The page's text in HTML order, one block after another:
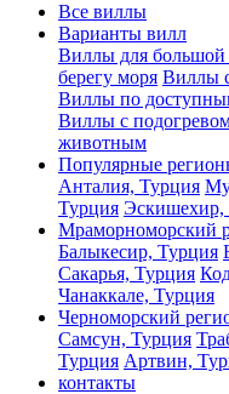
Все виллы
Варианты вилл
Виллы для большой
берегу моря Виллы
Виллы по
Виллы с
животным
Популярные
Анталия, Турция
Турция Эскишехир,
Мраморноморский
Балыкесир, Турция
Сакарья, Турция
Чанаккале, Турция
Черноморский
Самсун, Турция
Турция Артвин,
контакты